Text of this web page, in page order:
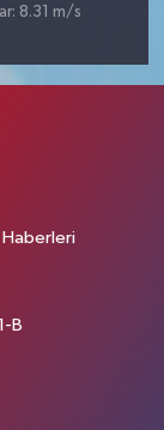
8.31 m/s
Haberleri
B